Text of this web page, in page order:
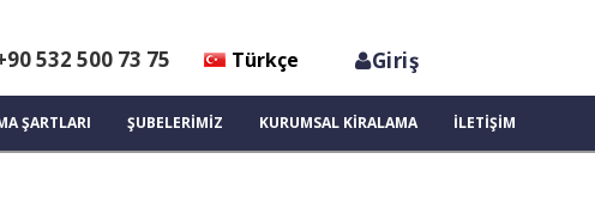
Giriş
Türkçe
532 500 73 75
ŞARTLARI ŞUBELERİMİZ KURUMSAL KİRALAMA İLETİŞİM